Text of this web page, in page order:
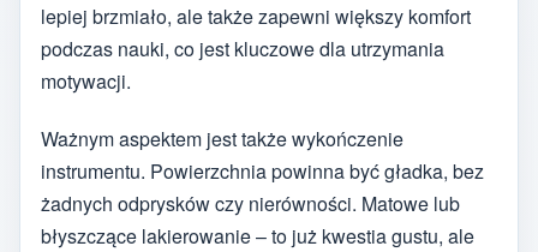
lepiej brzmiało, ale także zapewni większy komfort
podczas nauki, co jest kluczowe dla utrzymania
motywacji.
Ważnym aspektem jest także wykończenie
instrumentu. Powierzchnia powinna być gładka, bez
żadnych odprysków czy nierówności. Matowe lub
błyszczące lakierowanie – to już kwestia gustu, ale